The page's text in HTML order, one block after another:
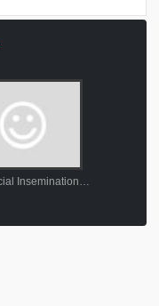
A.I.: Artificial Insemination part 2